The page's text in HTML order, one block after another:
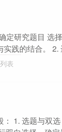
研究题目 选
践的结合。 2.
表
1. 选题与双